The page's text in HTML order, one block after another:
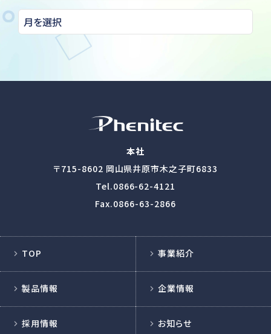
本社
〒715-8602 岡山県井原市木之子町6833
Tel.0866-62-4121
Fax.0866-63-2866
TOP 事業紹介
製品情報 企業情報
採用情報 お知らせ